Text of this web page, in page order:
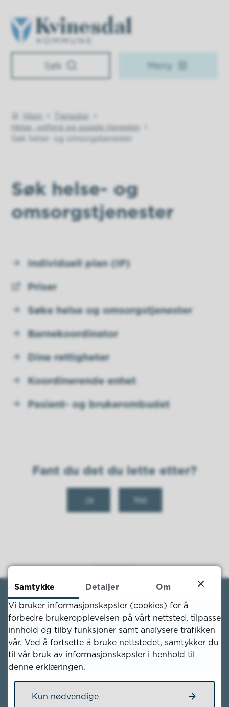
Kvinesdal kommune
Søk Meny
Du er her:
Hjem
Tjenester
Helse, velferd og sosiale tjenester
Søk helse- og omsorgstjenester
Søk helse- og
omsorgstjenester
Individuell plan (IP)
Priser
Søke helse og omsorgstjenester
Barnekoordinator
Dine rettigheter
Koordinerende enhet
Pasient- og brukerombudet
Fant du det du lette etter?
Ja Nei
Skriv til oss
Kvinesdal kommune
4480 Kvinesdal
Samtykke Detaljer
Om
Vi bruker informasjonskapsler (cookies) for å
forbedre brukeropplevelsen på vårt nettsted, tilpasse
innhold og tilby funksjoner samt analysere trafikken
vår. Ved å fortsette å bruke nettstedet, samtykker du
til vår bruk av informasjonskapsler i henhold til
denne erklæringen.
Kun nødvendige